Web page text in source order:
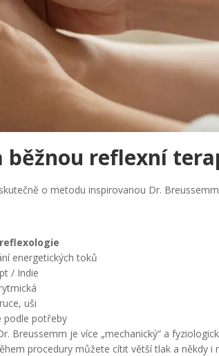
běžnou reflexní
o metodu inspirovanou Dr.
energetických toků
/ Indie
uši
podle potřeby
Breussemm je více „mechanický“ a
procedury můžete cítit větší tlak a někdy i